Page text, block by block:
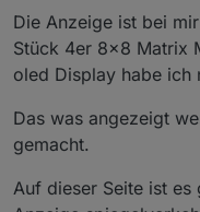
Die Anzeige ist bei
Stück 4er 8x8 Matrix
oled Display habe ich
Das was angezeigt
gemacht.
Auf dieser Seite ist